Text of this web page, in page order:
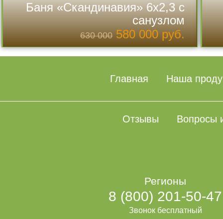
Баня «Скандинавия» 6х2,3 с
санузлом
630 000580 000 руб.
Смотреть проект>>>
Главная Наша
Отзывы Вопросы
Регионы
8 (800) 201-50-47
Звонок бесплатный